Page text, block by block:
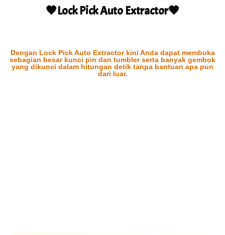
🧡Lock Pick Auto Extractor🧡
Dengan Lock Pick Auto Extractor kini Anda dapat membuka
sebagian besar kunci pin dan tumbler serta banyak gembok
yang dikunci dalam hitungan detik tanpa bantuan apa pun
dari luar.